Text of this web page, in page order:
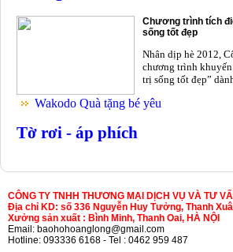
Chương trình tích
sống tốt đẹp
Nhân dịp hè 2012,
chương trình
trị sống tốt đẹp”
Wakodo Quà tặng bé yêu
Tờ rơi - áp phích
CÔNG TY TNHH THƯƠNG MẠI DỊCH VỤ VÀ TƯ
Địa chỉ KD: số 336 Nguyễn Huy Tưởng, Thanh
Xưởng sản xuất : Bình Minh, Thanh Oai, HÀ NỘI
Email: baohohoanglong@gmail.com
Hotline: 093336 6168 - Tel : 0462 959 487